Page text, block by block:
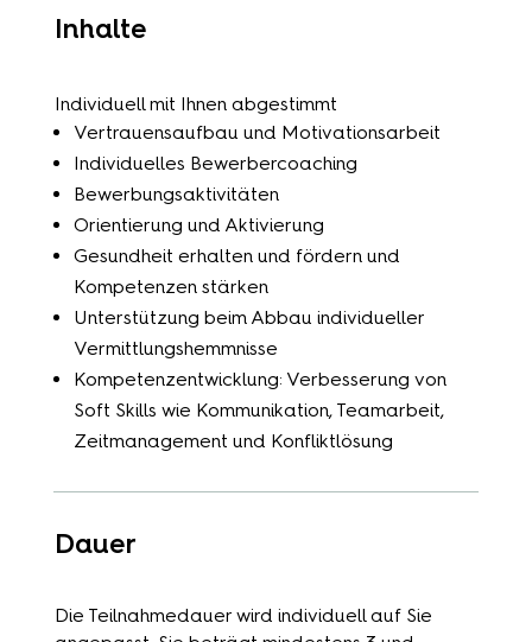
Inhalte
Individuell mit Ihnen abgestimmt
Vertrauensaufbau und Motivationsarbeit
Individuelles Bewerbercoaching
Bewerbungsaktivitäten
Orientierung und Aktivierung
Gesundheit erhalten und fördern und
Kompetenzen stärken
Unterstützung beim Abbau individueller
Vermittlungshemmnisse
Kompetenzentwicklung: Verbesserung von
Soft Skills wie Kommunikation, Teamarbeit,
Zeitmanagement und Konfliktlösung
Dauer
Die Teilnahmedauer wird individuell auf Sie